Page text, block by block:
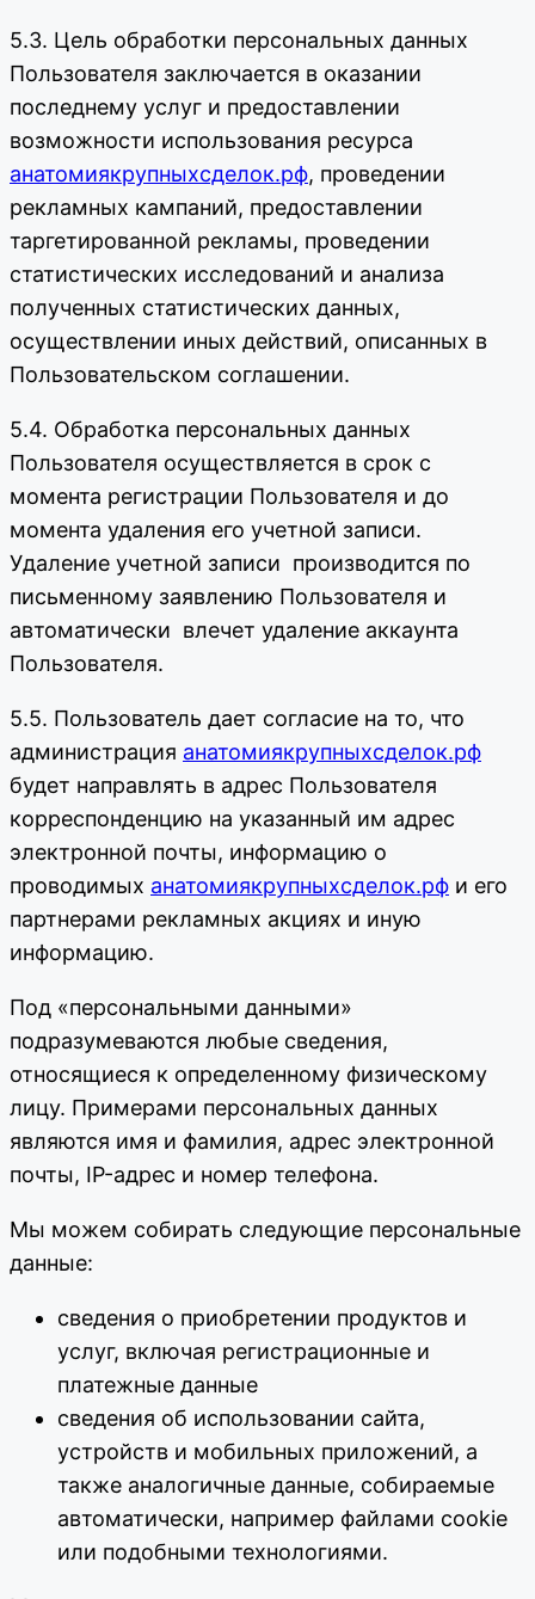
5.3. Цель обработки персональных данных
Пользователя заключается в оказании
последнему услуг и предоставлении
возможности использования ресурса
анатомиякрупныхсделок.рф, проведении
рекламных кампаний, предоставлении
таргетированной рекламы, проведении
статистических исследований и анализа
полученных статистических данных,
осуществлении иных действий, описанных в
Пользовательском соглашении.
5.4. Обработка персональных данных
Пользователя осуществляется в срок с
момента регистрации Пользователя и до
момента удаления его учетной записи.
Удаление учетной записи производится по
письменному заявлению Пользователя и
автоматически влечет удаление аккаунта
Пользователя.
5.5. Пользователь дает согласие на то, что
администрация анатомиякрупныхсделок.рф
будет направлять в адрес Пользователя
корреспонденцию на указанный им адрес
электронной почты, информацию о
проводимых анатомиякрупныхсделок.рф и его
партнерами рекламных акциях и иную
информацию.
Под «персональными данными»
подразумеваются любые сведения,
относящиеся к определенному физическому
лицу. Примерами персональных данных
являются имя и фамилия, адрес электронной
почты, IP-адрес и номер телефона.
Мы можем собирать следующие персональные
данные:
сведения о приобретении продуктов и
услуг, включая регистрационные и
платежные данные
сведения об использовании сайта,
устройств и мобильных приложений, а
также аналогичные данные, собираемые
автоматически, например файлами cookie
или подобными технологиями.